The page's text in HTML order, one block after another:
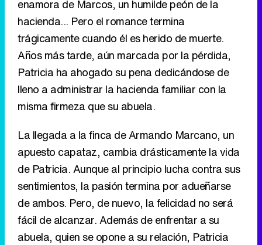
enamora de Marcos, un humilde peón de la
hacienda... Pero el romance termina
trágicamente cuando él es herido de muerte.
Años más tarde, aún marcada por la pérdida,
Patricia ha ahogado su pena dedicándose de
lleno a administrar la hacienda familiar con la
misma firmeza que su abuela.
La llegada a la finca de Armando Marcano, un
apuesto capataz, cambia drásticamente la vida
de Patricia. Aunque al principio lucha contra sus
sentimientos, la pasión termina por adueñarse
de ambos. Pero, de nuevo, la felicidad no será
fácil de alcanzar. Además de enfrentar a su
abuela, quien se opone a su relación, Patricia